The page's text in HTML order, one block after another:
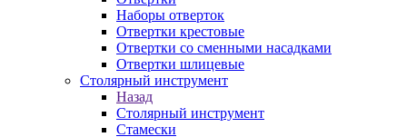
Наборы отверток
Отвертки крестовые
Отвертки со сменными насадками
Отвертки шлицевые
Столярный инструмент
Назад
Столярный инструмент
Стамески